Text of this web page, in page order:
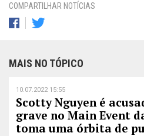
COMPARTILHAR NOTÍCIAS
MAIS NO TÓPICO
10.07.2022 15:55
Scotty Nguyen é
grave no Main Event
toma uma órbita de